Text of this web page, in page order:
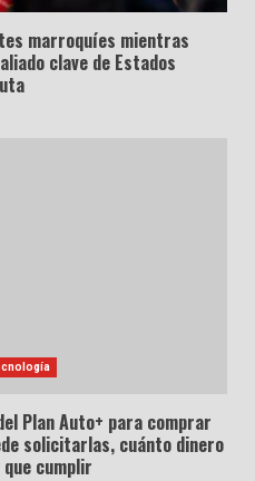
marroquíes mientras
clave de Estados
Plan Auto+ para comprar
solicitarlas, cuánto dinero
cumplir